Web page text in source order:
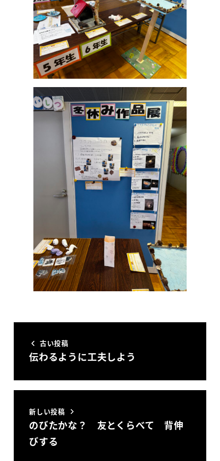
古い投稿
伝わるように工夫しよう
新しい投稿
のびたかな？ 友とくらべて 背伸
びする